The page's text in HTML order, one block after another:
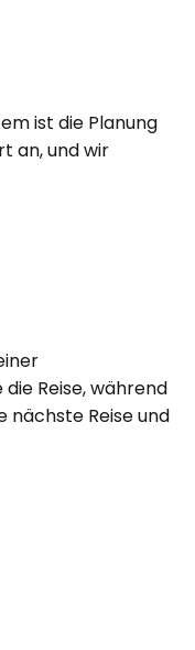
ist die Planung
an, und wir
Reise, während
nächste Reise und